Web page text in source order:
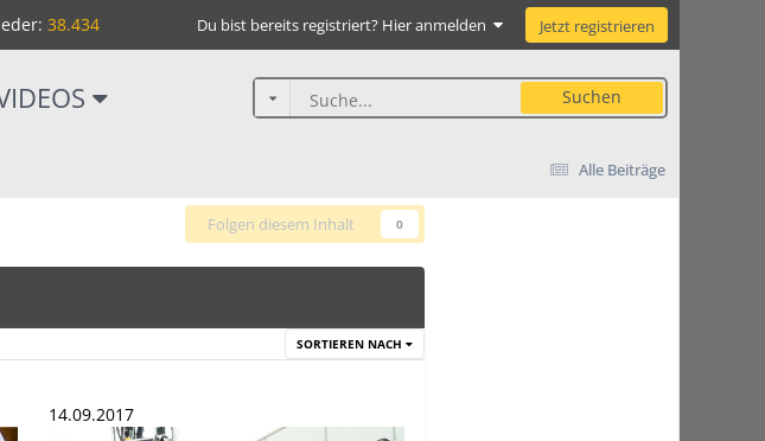
38.434 Du bist bereits registriert? Hier anmelden Jetzt registrieren
Suchen
Alle Beiträge
Folgen diesem Inhalt 0
SORTIEREN NACH
14.09.2017